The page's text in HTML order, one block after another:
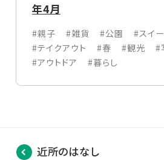
年4月
#親子 #雑貨 #公園
#スイ
#テイクアウト
#春 #観光
#
#アウトドア
#暮らし
近所のはなし